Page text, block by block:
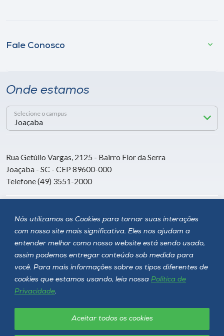
Nós utilizamos os Cookies para tornar suas interações
com nosso site mais significativa. Eles nos ajudam a
entender melhor como nosso website está sendo usado,
assim podemos entregar conteúdo sob medida para
você. Para mais informações sobre os tipos diferentes de
cookies que estamos usando, leia nossa Política de
Privacidade.
Aceitar todos os cookies
Fale Conosco
Onde estamos
Selecione o campus
Rua Getúlio Vargas, 2125 - Bairro Flor da Serra
Joaçaba - SC - CEP 89600-000
Telefone (49) 3551-2000
Siga a Unoesc
Política de privacidade LGPD